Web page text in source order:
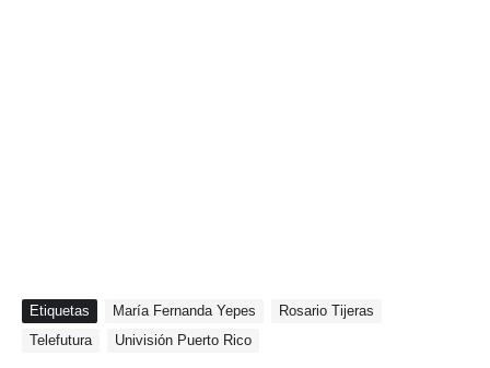
Etiquetas María Fernanda Yepes
Rosario Tijeras
Telefutura
Univisión Puerto Rico